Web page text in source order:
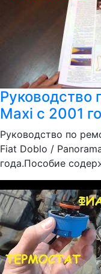
Руководство
Maxi с 2001
Руководство по
Fiat Doblo /
года.Пособие